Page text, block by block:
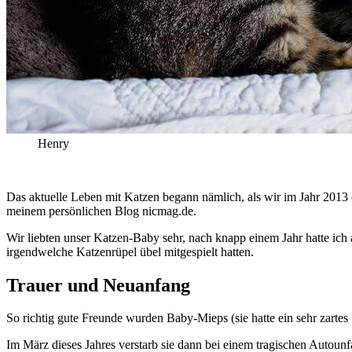
Henry
Das aktuelle Leben mit Katzen begann nämlich, als wir im Jahr
meinem persönlichen Blog nicmag.de.
Wir liebten unser Katzen-Baby sehr, nach knapp einem Jahr hatte
irgendwelche Katzenrüpel übel mitgespielt hatten.
Trauer und Neuanfang
So richtig gute Freunde wurden Baby-Mieps (sie hatte ein sehr
Im März dieses Jahres verstarb sie dann bei einem tragischen